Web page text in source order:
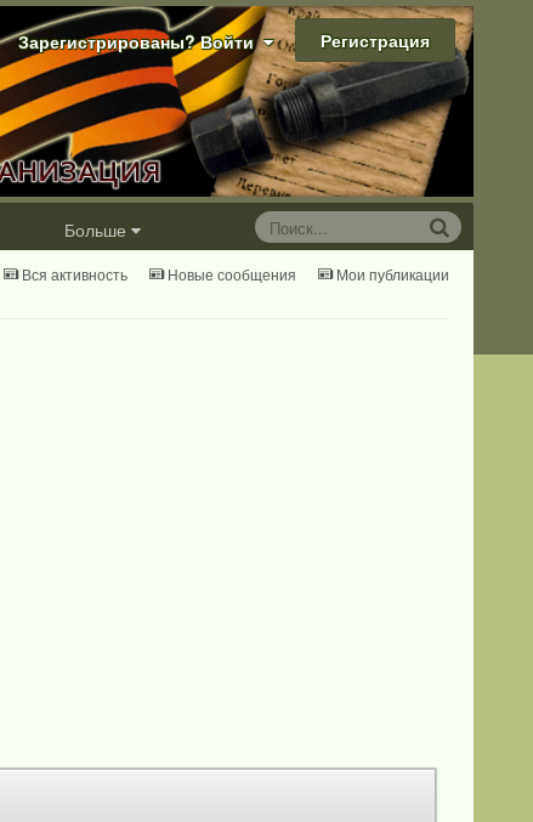
Зарегистрированы? Войти Регистрация
Больше
Вся активность Новые сообщения Мои публикации